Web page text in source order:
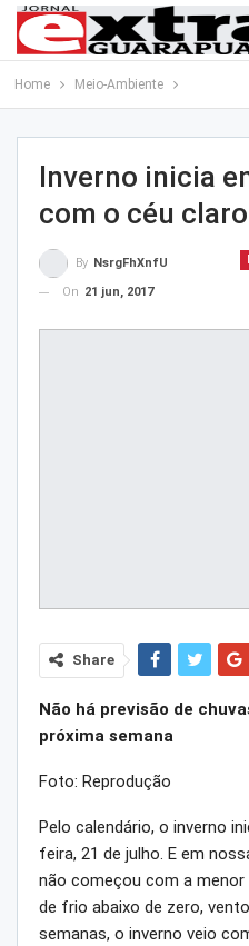
Home Meio-Ambiente
Inverno inicia
com o céu
By NsrgFhXnfU
On 21 jun, 2017
Share
Não há previsão de
próxima semana
Foto: Reprodução
Pelo calendário, o inverno
feira, 21 de julho. E em
não começou com a
de frio abaixo de zero,
semanas, o inverno veio